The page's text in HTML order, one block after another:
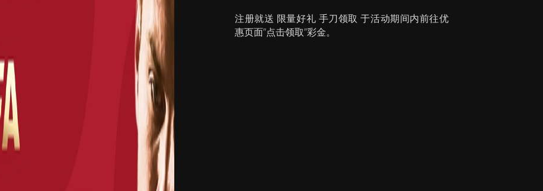
注册就送 限量好礼 手刀领取 于活动期间内前往优
惠页面”点击领取”彩金。